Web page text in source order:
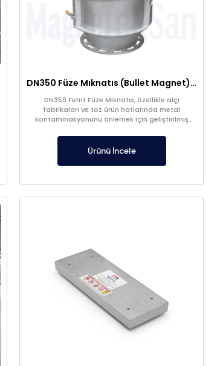
DN350 Füze Mıknatıs (Bullet Magnet) – Toz ve Alçı Hatlarında Tıkanma Yapmaz Manyetik Seperatör
DN350 Ferrit Füze Mıknatıs, özellikle alçı
fabrikaları ve toz ürün hatlarında metal
kontaminasyonunu önlemek için geliştirilmiş
Ürünü İncele